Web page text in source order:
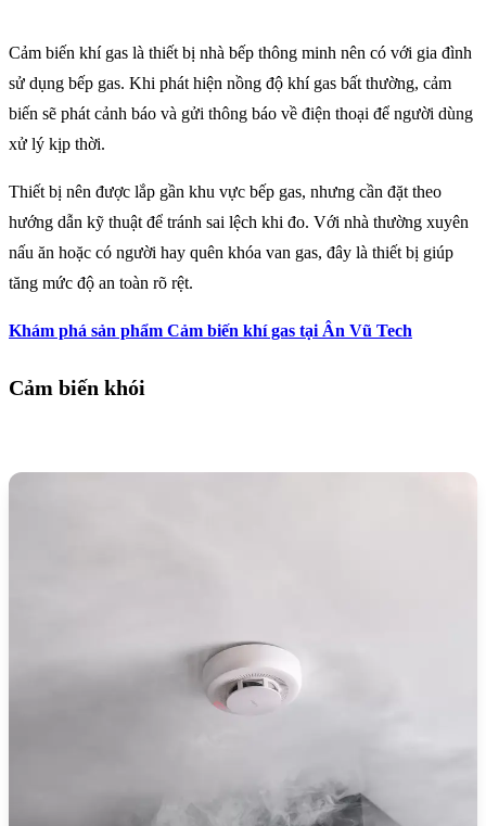
Cảm biến khí gas là thiết bị nhà bếp thông minh nên có với gia đình
sử dụng bếp gas. Khi phát hiện nồng độ khí gas bất thường, cảm
biến sẽ phát cảnh báo và gửi thông báo về điện thoại để người dùng
xử lý kịp thời.
Thiết bị nên được lắp gần khu vực bếp gas, nhưng cần đặt theo
hướng dẫn kỹ thuật để tránh sai lệch khi đo. Với nhà thường xuyên
nấu ăn hoặc có người hay quên khóa van gas, đây là thiết bị giúp
tăng mức độ an toàn rõ rệt.
Khám phá sản phẩm Cảm biến khí gas tại Ân Vũ Tech
Cảm biến khói